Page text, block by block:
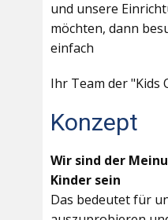
und unsere
möchten, dann
einfach
Ihr Team der "Kids
Konzept
Wir sind der
Kinder sein
Das bedeutet für